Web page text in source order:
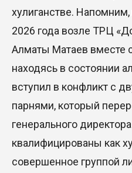
хулиганстве. Напомним
2026 года возле ТРЦ «
Алматы Матаев вместе
находясь в состоянии
вступил в конфликт с
парнями, который
генерального директора
квалифицированы как
совершенное группой